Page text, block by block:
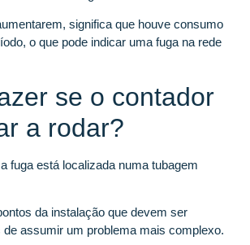
significa que houve consumo
o que pode indicar uma fuga na rede
se o contador
a rodar?
fuga está localizada numa tubagem
da instalação que devem ser
assumir um problema mais complexo.